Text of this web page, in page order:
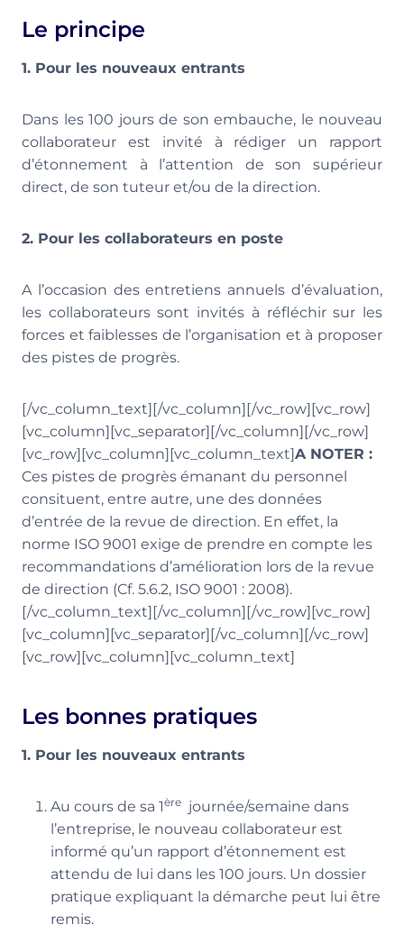
Le principe
1. Pour les nouveaux entrants
Dans les 100 jours de son embauche, le nouveau
collaborateur est invité à rédiger un rapport
d’étonnement à l’attention de son supérieur
direct, de son tuteur et/ou de la direction.
2. Pour les collaborateurs en poste
A l’occasion des entretiens annuels d’évaluation,
les collaborateurs sont invités à réfléchir sur les
forces et faiblesses de l’organisation et à proposer
des pistes de progrès.
[/vc_column_text][/vc_column][/vc_row][vc_row]
[vc_column][vc_separator][/vc_column][/vc_row]
[vc_row][vc_column][vc_column_text]A NOTER :
Ces pistes de progrès émanant du personnel
consituent, entre autre, une des données
d’entrée de la revue de direction. En effet, la
norme ISO 9001 exige de prendre en compte les
recommandations d’amélioration lors de la revue
de direction (Cf. 5.6.2, ISO 9001 : 2008).
[/vc_column_text][/vc_column][/vc_row][vc_row]
[vc_column][vc_separator][/vc_column][/vc_row]
[vc_row][vc_column][vc_column_text]
Les bonnes pratiques
1. Pour les nouveaux entrants
Au cours de sa 1ère journée/semaine dans
l’entreprise, le nouveau collaborateur est
informé qu’un rapport d’étonnement est
attendu de lui dans les 100 jours. Un dossier
pratique expliquant la démarche peut lui être
remis.